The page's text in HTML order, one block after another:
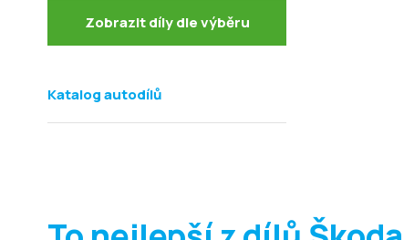
Zobrazit díly dle výběru
Katalog autodílů